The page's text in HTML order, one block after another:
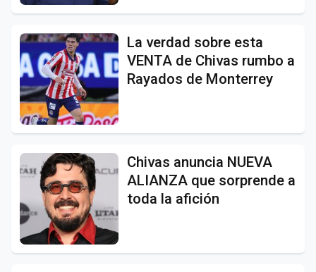
La verdad sobre esta
VENTA de Chivas rumbo a
Rayados de Monterrey
Chivas anuncia NUEVA
ALIANZA que sorprende a
toda la afición